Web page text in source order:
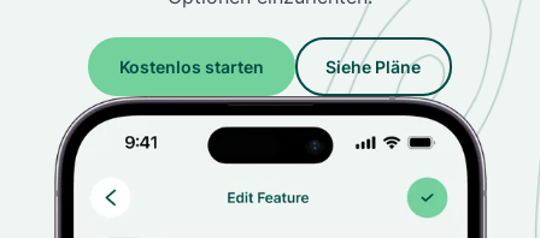
Kostenlos starten Siehe Pläne